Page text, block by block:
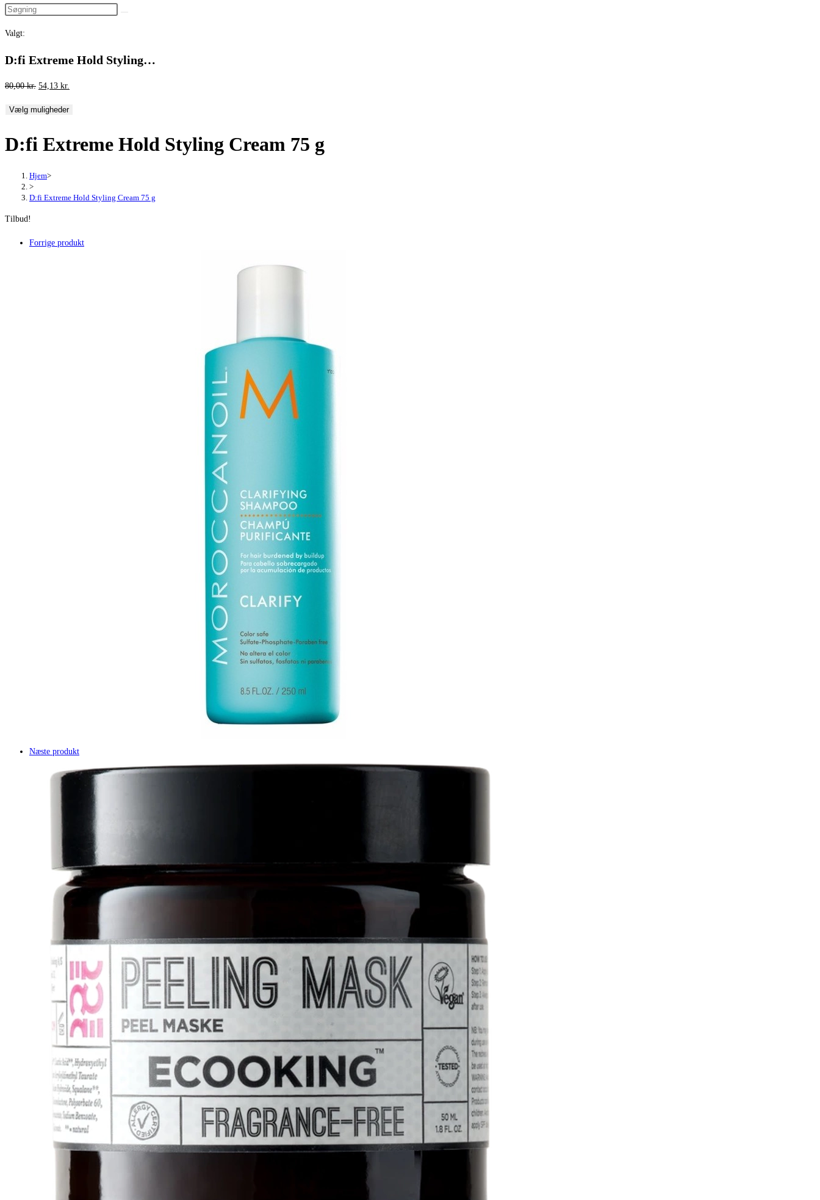
Valgt:
D:fi Extreme Hold Styling…
80,00kr. Den
pris
80,00 kr..
54,13 kr.
54,13 kr..
Vælg muligheder
D:fi Extreme Hold Styling Cream 75 g
Hjem>
>
D:fi Extreme Hold Styling Cream 75 g
Tilbud!
Forrige produkt
Næste produkt